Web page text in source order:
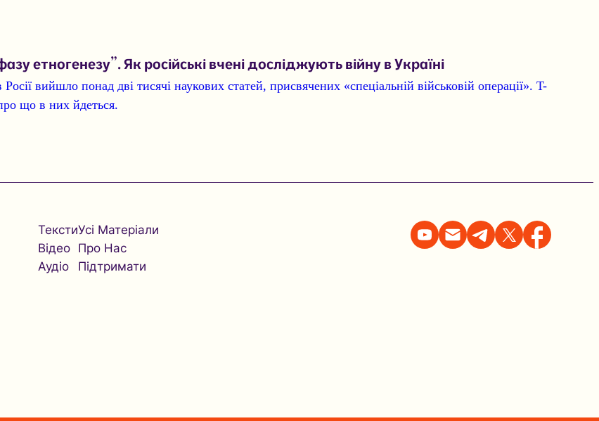
етногенезу”. Як російські вчені досліджують війну в Україні
Росії вийшло понаддві тисячі наукових статей, присвячених «спеціальній військовій операції». T-
що в них йдеться.
Тексти
Відео
Аудіо
Усі Матеріали
Про Нас
Підтримати